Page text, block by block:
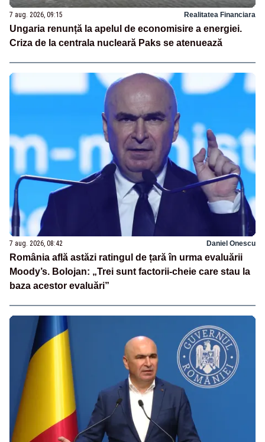
7 aug. 2026, 09:15 Realitatea Financiara
Ungaria renunță la apelul de economisire a energiei.
Criza de la centrala nucleară Paks se atenuează
7 aug. 2026, 08:42 Daniel Onescu
România află astăzi ratingul de țară în urma evaluării
Moody’s. Bolojan: „Trei sunt factorii-cheie care stau la
baza acestor evaluări”